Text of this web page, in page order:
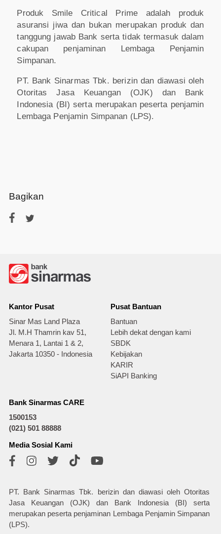
Produk Smile Critical Prime adalah produk
asuransi jiwa dan bukan merupakan produk dan
tanggung jawab Bank serta tidak termasuk dalam
cakupan penjaminan Lembaga Penjamin
Simpanan.
PT. Bank Sinarmas Tbk. berizin dan diawasi oleh
Otoritas Jasa Keuangan (OJK) dan Bank
Indonesia (BI) serta merupakan peserta penjamin
Lembaga Penjamin Simpanan (LPS).
Bagikan
Kantor Pusat
Sinar Mas Land Plaza
Jl. M.H Thamrin kav 51,
Menara 1, Lantai 1 & 2,
Jakarta 10350 - Indonesia
Pusat Bantuan
Bantuan
Lebih dekat dengan kami
SBDK
Kebijakan
KARIR
SiAPI Banking
Bank Sinarmas CARE
1500153
(021) 501 88888
Media Sosial Kami
PT. Bank Sinarmas Tbk. berizin dan diawasi oleh Otoritas
Jasa Keuangan (OJK) dan Bank Indonesia (BI) serta
merupakan peserta penjaminan Lembaga Penjamin Simpanan
(LPS).